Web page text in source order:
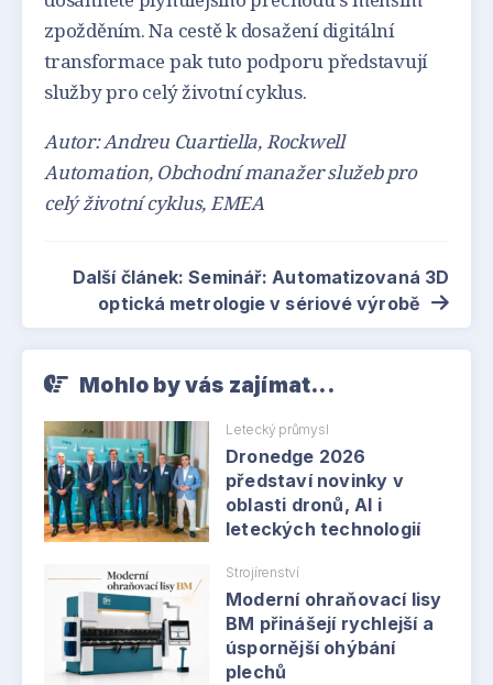
zpožděním. Na cestě k dosažení digitální
transformace pak tuto podporu představují
služby pro celý životní cyklus.
Autor: Andreu Cuartiella, Rockwell
Automation, Obchodní manažer služeb pro
celý životní cyklus, EMEA
Další článek: Seminář: Automatizovaná 3D
optická metrologie v sériové výrobě
Mohlo by vás zajímat...
Letecký průmysl
Dronedge 2026
představí novinky v
oblasti dronů, AI i
leteckých technologií
Strojírenství
Moderní ohraňovací lisy
BM přinášejí rychlejší a
úspornější ohýbání
plechů